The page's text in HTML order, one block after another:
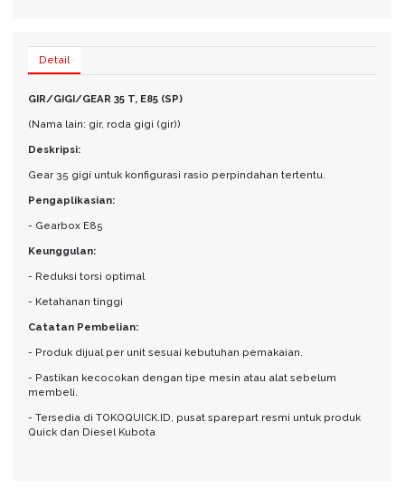
Detail
GIR/GIGI/GEAR 35 T, E85 (SP)
(Nama lain: gir, roda gigi (gir))
Deskripsi:
Gear 35 gigi untuk konfigurasi rasio perpindahan tertentu.
Pengaplikasian:
- Gearbox E85
Keunggulan:
- Reduksi torsi optimal
- Ketahanan tinggi
Catatan Pembelian:
- Produk dijual per unit sesuai kebutuhan pemakaian.
- Pastikan kecocokan dengan tipe mesin atau alat sebelum
membeli.
- Tersedia di TOKOQUICK.ID, pusat sparepart resmi untuk produk
Quick dan Diesel Kubota